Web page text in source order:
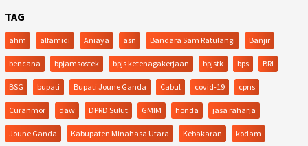
TAG
ahm alfamidi Aniaya asn Bandara Sam Ratulangi Banjir
bencana bpjamsostek bpjs ketenagakerjaan bpjstk bps BRI
BSG bupati Bupati Joune Ganda Cabul covid-19 cpns
Curanmor daw DPRD Sulut GMIM honda jasa raharja
Joune Ganda Kabupaten Minahasa Utara Kebakaran kodam